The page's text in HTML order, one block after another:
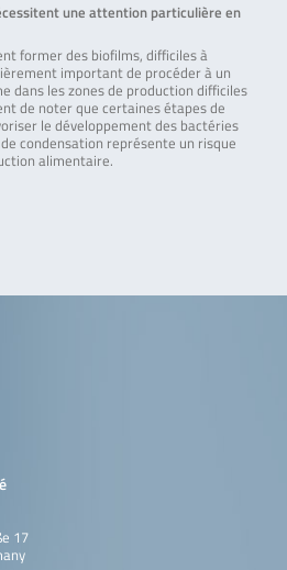
une attention particulière en
former des biofilms, difficiles à
important de procéder à un
dans les zones de production difficiles
de noter que certaines étapes de
le développement des bactéries
condensation représente un risque
alimentaire.
17